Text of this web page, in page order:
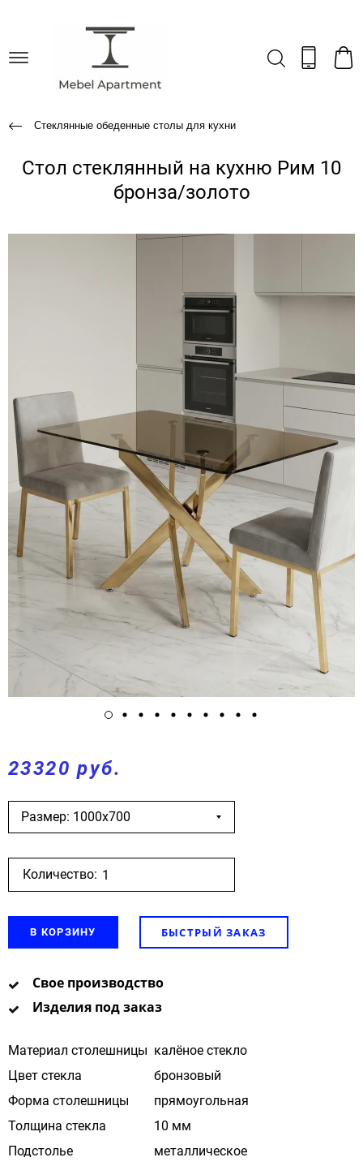
Стеклянные обеденные столы для кухни
Стол стеклянный на кухню Рим 10
бронза/золото
23320 руб.
Размер: 1000х700
Количество:
В КОРЗИНУ БЫСТРЫЙ ЗАКАЗ
Свое производство
Изделия под заказ
Материал столешницы калёное стекло
Цвет стекла
бронзовый
Форма столешницы
прямоугольная
Толщина стекла
10 мм
Подстолье
металлическое